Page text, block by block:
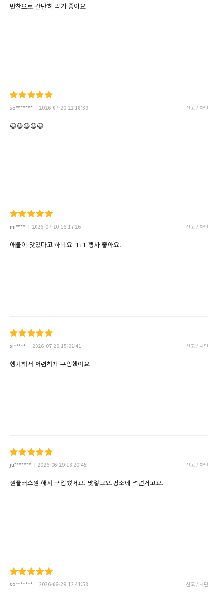
반찬으로 간단히 먹기 좋아요
so******* 2026-07-20 22:18:39 신고 / 차단
😃😃😃😃😃
mi**** 2026-07-20 16:17:26 신고 / 차단
애들이 맛있다고 하네요. 1+1 행사 좋아요.
si***** 2026-07-20 15:02:41 신고 / 차단
행사해서 저렴하게 구입했어요
ju******* 2026-06-29 18:20:45 신고 / 차단
원플러스원 해서 구입했어요. 맛잏고요.평소에 먹던거고요.
so******* 2026-06-29 12:41:58 신고 / 차단